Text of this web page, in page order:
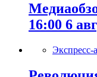
16:00 6
Экспресс-